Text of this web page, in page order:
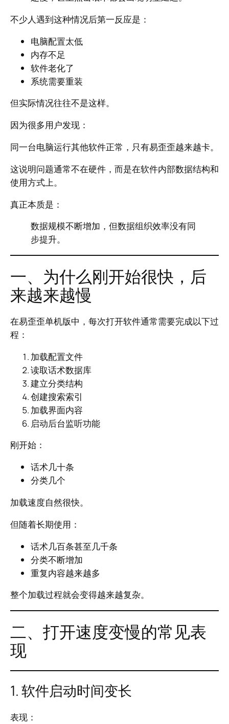
不少人遇到这种情况后第一反应是：
电脑配置太低
内存不足
软件老化了
系统需要重装
但实际情况往往不是这样。
因为很多用户发现：
同一台电脑运行其他软件正常，只有易歪歪越来越卡。
这说明问题通常不在硬件，而是在软件内部数据结构和
使用方式上。
真正本质是：
数据规模不断增加，但数据组织效率没有同
步提升。
一、为什么刚开始很快，后
来越来越慢
在易歪歪单机版中，每次打开软件通常需要完成以下过
程：
加载配置文件
读取话术数据库
建立分类结构
创建搜索索引
加载界面内容
启动后台监听功能
刚开始：
话术几十条
分类几个
加载速度自然很快。
但随着长期使用：
话术几百条甚至几千条
分类不断增加
重复内容越来越多
整个加载过程就会变得越来越复杂。
二、打开速度变慢的常见表
现
1. 软件启动时间变长
表现：